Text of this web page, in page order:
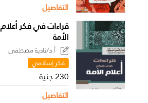
التفاصيل
قراءات في فكر أعلام
الأمة
أ.د/نادية مصطفى
فكر إسلامي
230 جنية
التفاصيل